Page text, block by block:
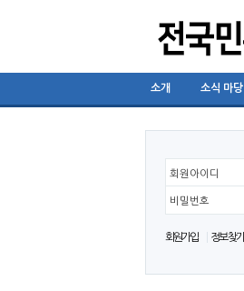
소개 소식 마당
회원아이디
비밀번호
회원가입 정보찾기